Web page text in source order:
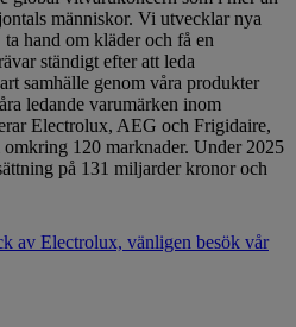
människor. Vi utvecklar nya
ta hand om kläder och få en
ständigt efter att leda
samhälle genom våra produkter
ledande varumärken inom
Electrolux, AEG och Frigidaire,
120 marknader. Under 2025
på 131 miljarder kronor och
av Electrolux, vänligen besök vår